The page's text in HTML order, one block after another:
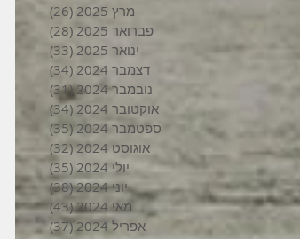
מרץ 2025 (26)
פברואר 2025
(28)
ינואר 2025
(33)
דצמבר 2024
(34)
נובמבר 2024
(31)
אוקטובר 2024
(34)
ספטמבר 2024
(35)
אוגוסט 2024
(32)
יולי 2024
(35)
35 פוסטים
יוני 2024
(38)
38 פוסטים
מאי 2024
(43)
43 פוסטים
אפריל 2024
(37)
37 פוסטים